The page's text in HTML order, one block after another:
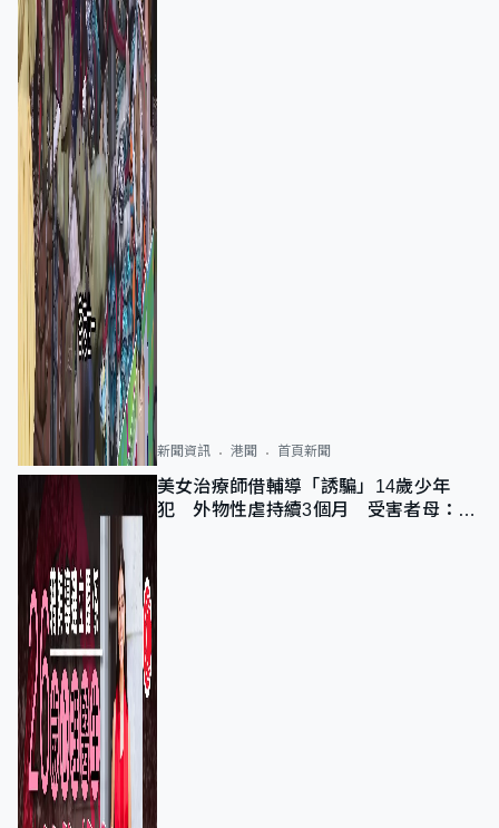
新聞資訊 港聞 首頁新聞
美女治療師借輔導「誘騙」14歲少年
犯 外物性虐持續3個月 受害者母：要